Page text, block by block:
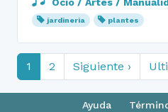
Ocio / Artes /
jardineria plantes
1 2 Siguiente ›
Ayuda